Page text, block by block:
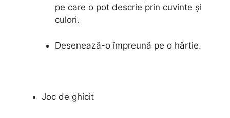
pe care o pot descrie prin cuvinte și
culori.
Desenează-o împreună pe o hârtie.
Joc de ghicit